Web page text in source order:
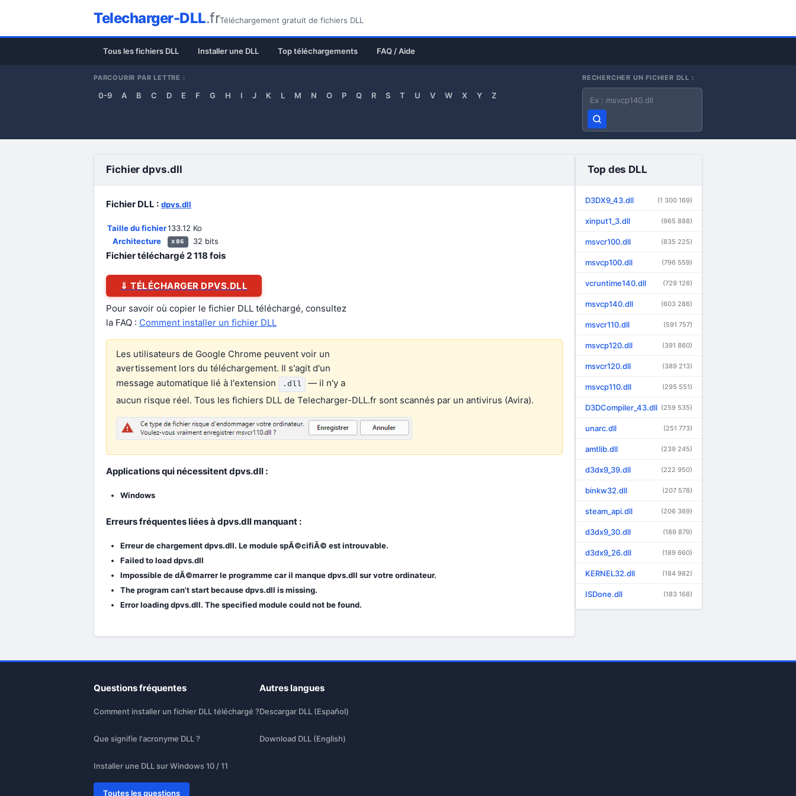
Telecharger-DLL.frTéléchargement gratuit de fichiers DLL
Tous les fichiers DLL Installer une DLL Top téléchargements FAQ / Aide
PARCOURIR PAR LETTRE :
0-9 A B C D E F G H I J K L M N O P Q R S T U V W X Y Z
RECHERCHER UN FICHIER DLL :
Nom du fichier DLL
Fichier dpvs.dll
Fichier DLL : dpvs.dll
Taille du fichier133.12 Ko
Architecture
x86 32 bits
Fichier téléchargé2 118 fois
⇓ TÉLÉCHARGER DPVS.DLL
Pour savoir où copier le fichier DLL téléchargé, consultez
la FAQ : Comment installer un fichier DLL
Les utilisateurs de Google Chrome peuvent voir un
avertissement lors du téléchargement. Il s'agit d'un
message automatique lié à l'extension
.dll
— il n'y a
aucun risque réel. Tous les fichiers DLL de Telecharger-DLL.fr sont scannés par un antivirus (Avira).
Applications qui nécessitent dpvs.dll :
Windows
Erreurs fréquentes liées à dpvs.dll manquant :
Erreur de chargement dpvs.dll. Le module spÃ©cifiÃ© est introuvable.
Failed to load dpvs.dll
Impossible de dÃ©marrer le programme car il manque dpvs.dll sur votre ordinateur.
The program can't start because dpvs.dll is missing.
Error loading dpvs.dll. The specified module could not be found.
Top des DLL
D3DX9_43.dll (1 300 169)
xinput1_3.dll (965 888)
msvcr100.dll (835 225)
msvcp100.dll (796 559)
vcruntime140.dll (729 126)
msvcp140.dll (603 286)
msvcr110.dll (591 757)
msvcp120.dll (391 860)
msvcr120.dll (389 213)
msvcp110.dll (295 551)
D3DCompiler_43.dll (259 535)
unarc.dll (251 773)
amtlib.dll (239 245)
d3dx9_39.dll (222 950)
binkw32.dll (207 578)
steam_api.dll (206 369)
d3dx9_30.dll (189 879)
d3dx9_26.dll (189 660)
KERNEL32.dll (184 982)
ISDone.dll (183 168)
Questions fréquentes
Comment installer un fichier DLL téléchargé ?
Que signifie l'acronyme DLL ?
Installer une DLL sur Windows 10 / 11
Toutes les questions
Autres langues
Descargar DLL (Español)
Download DLL (English)